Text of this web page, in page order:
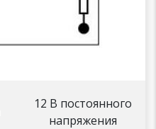
12 В постоянного
напряжения